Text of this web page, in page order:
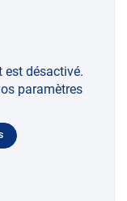
est désactivé.
paramètres